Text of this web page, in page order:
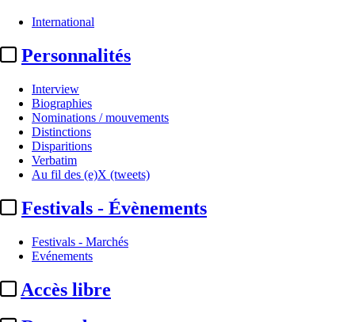
International
Personnalités
Interview
Biographies
Nominations / mouvements
Distinctions
Disparitions
Verbatim
Au fil des (e)X (tweets)
Festivals - Évènements
Festivals - Marchés
Evénements
Accès libre
Canal+ :
distribution d’Ushuaïa TV,